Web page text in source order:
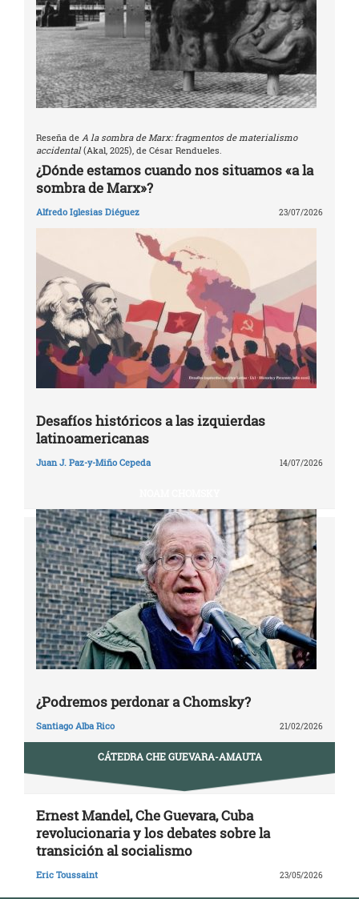
Reseña de A la sombra de Marx: fragmentos de materialismo
accidental(Akal, 2025), de César Rendueles.
¿Dónde estamos cuando nos situamos «a la
sombra de Marx»?
Alfredo Iglesias Diéguez 23/07/2026
Desafíos históricos a las izquierdas
latinoamericanas
Juan J. Paz-y-Miño Cepeda 14/07/2026
¿Podremos perdonar a Chomsky?
Santiago Alba Rico 21/02/2026
CÁTEDRA CHE GUEVARA-AMAUTA
Ernest Mandel, Che Guevara, Cuba
revolucionaria y los debates sobre la
transición al socialismo
Eric Toussaint 23/05/2026